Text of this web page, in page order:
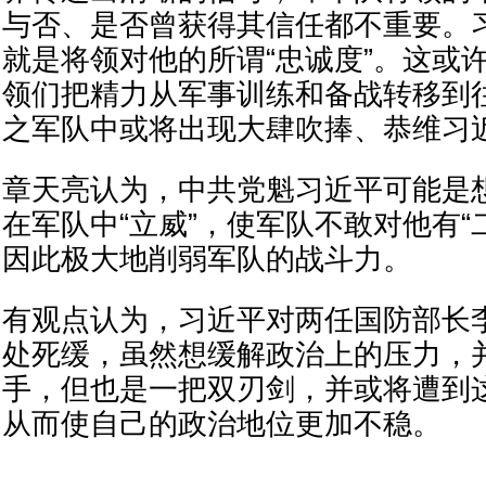
与否、是否曾获得其信任都不重要。
就是将领对他的所谓“忠诚度”。这或
领们把精力从军事训练和备战转移到
之军队中或将出现大肆吹捧、恭维习
章天亮认为，中共党魁习近平可能是
在军队中“立威”，使军队不敢对他有“
因此极大地削弱军队的战斗力。
有观点认为，习近平对两任国防部长
处死缓，虽然想缓解政治上的压力，
手，但也是一把双刃剑，并或将遭到
从而使自己的政治地位更加不稳。